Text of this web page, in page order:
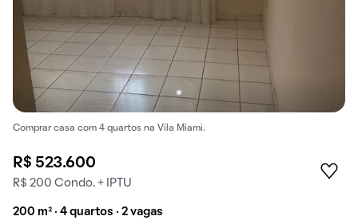
Comprar casa com 4 quartos na Vila Miami.
R$ 523.600
R$ 200 Condo. + IPTU
200 m² · 4 quartos · 2 vagas